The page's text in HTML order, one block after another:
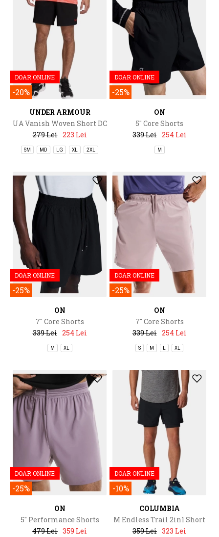
DOAR ONLINE
-20%
UNDER ARMOUR
UA Vanish Woven Short DC
279 Lei 223 Lei
SM MD LG XL 2XL
DOAR ONLINE
-25%
ON
5" Core Shorts
339 Lei 254 Lei
M
DOAR ONLINE
-25%
ON
7" Core Shorts
339 Lei 254 Lei
M XL
DOAR ONLINE
-25%
ON
7" Core Shorts
339 Lei 254 Lei
S M XL
DOAR ONLINE
-25%
ON
5" Performance Shorts
479 Lei 359 Lei
DOAR ONLINE
-10%
COLUMBIA
M Endless Trail 2in1 Short
359 Lei 323 Lei